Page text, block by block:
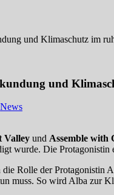
und Klimaschutz im
und
News
Valley und Assemble with
wurde. Die
die Rolle der Protagonistin
muss. So wird Alba zur